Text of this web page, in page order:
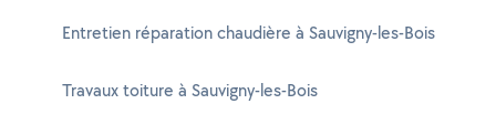
Entretien réparation chaudière à Sauvigny-les-Bois
Travaux toiture à Sauvigny-les-Bois